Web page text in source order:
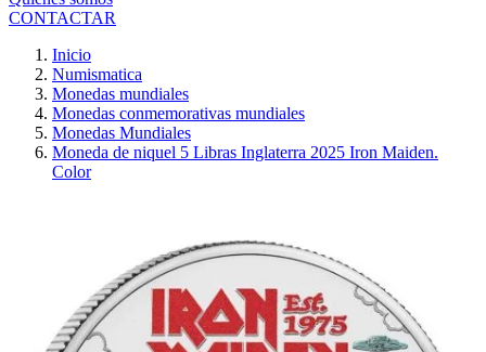
CONTACTAR
Inicio
Numismatica
Monedas mundiales
Monedas conmemorativas mundiales
Monedas Mundiales
Moneda de niquel 5 Libras Inglaterra 2025 Iron Maiden.
Color